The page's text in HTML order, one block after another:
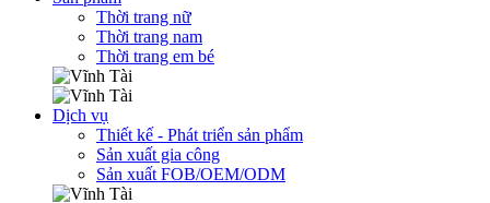
Thời trang nữ
Thời trang nam
Thời trang em bé
Dịch vụ
Thiết kế - Phát triển sản phẩm
Sản xuất gia công
Sản xuất FOB/OEM/ODM